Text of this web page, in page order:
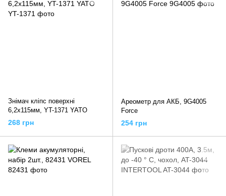
Знімач кліпс поверхні
6,2x115мм, YT-1371 YATO
268 грн
Ареометр для АКБ, 9G4005
Force
254 грн